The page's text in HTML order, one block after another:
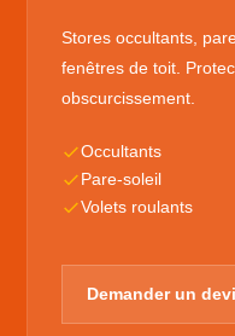
Stores occultants,
fenêtres de toit.
obscurcissement.
Occultants
Pare-soleil
Volets roulants
Demander un